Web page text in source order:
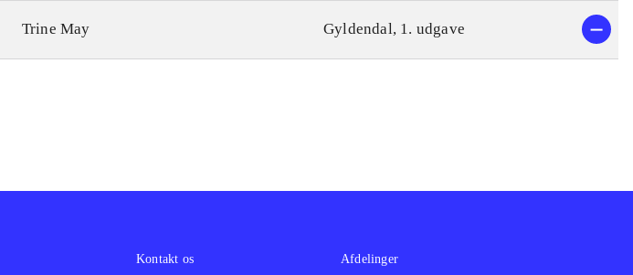
Trine May Gyldendal, 1. udgave
Kontakt os Afdelinger